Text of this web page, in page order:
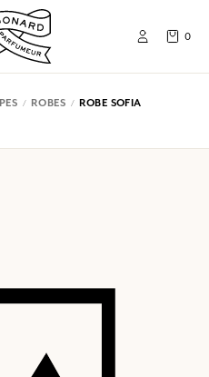
0
ROBES
ROBE SOFIA